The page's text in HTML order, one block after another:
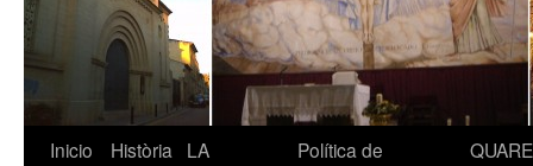
Inicio Història
LA
Política de